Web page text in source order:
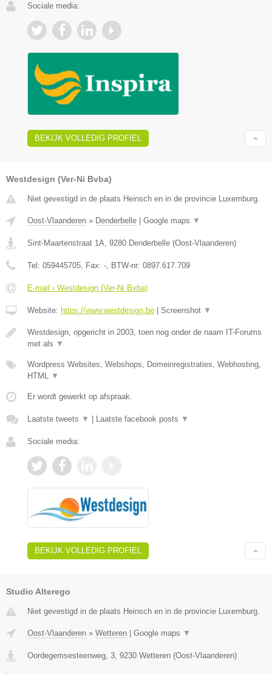
Sociale media:
BEKIJK VOLLEDIG PROFIEL
Westdesign (Ver-Ni Bvba)
Niet gevestigd in de plaats Heinsch en in de provincie Luxemburg.
Oost-Vlaanderen » Denderbelle Google maps ▼
Sint-Maartenstraat 1A, 9280 Denderbelle (Oost-Vlaanderen)
Tel: 059445705, Fax: -, BTW-nr: 0897.617.709
E-mail › Westdesign (Ver-Ni Bvba)
Website: https://www.westdesign.be Screenshot ▼
Westdesign, opgericht in 2003, toen nog onder de naam IT-Forums
met als ▼
Wordpress Websites, Webshops, Domeinregistraties, Webhosting,
HTML ▼
Er wordt gewerkt op afspraak.
Laatste tweets ▼ Laatste facebook posts ▼
Sociale media:
BEKIJK VOLLEDIG PROFIEL
Studio Alterego
Niet gevestigd in de plaats Heinsch en in de provincie Luxemburg.
Oost-Vlaanderen » Wetteren Google maps ▼
Oordegemsesteenweg, 3, 9230 Wetteren (Oost-Vlaanderen)